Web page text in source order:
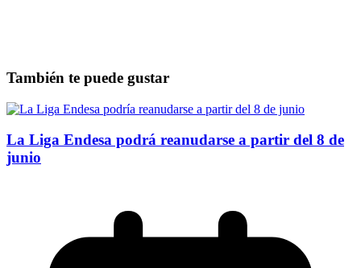
También te puede gustar
La Liga Endesa podrá reanudarse a partir del 8 de
junio